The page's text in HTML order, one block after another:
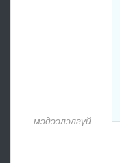
мэдээлэлгүй